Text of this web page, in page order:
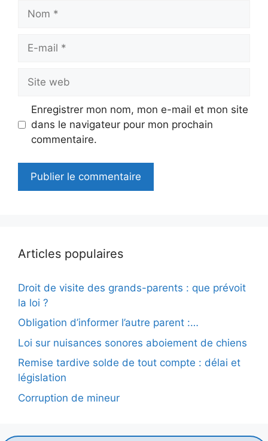
Nom
Site
web
Enregistrer mon nom, mon e-mail et mon site
dans le navigateur pour mon prochain
commentaire.
Articles populaires
Droit de visite des grands-parents : que prévoit
la loi ?
Obligation d’informer l’autre parent :…
Loi sur nuisances sonores aboiement de chiens
Remise tardive solde de tout compte : délai et
législation
Corruption de mineur